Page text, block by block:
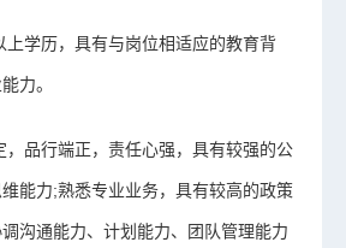
上学历，具有与岗位相适应的教育背
力。
，品行端正，责任心强，具有较强的公
能力;熟悉专业业务，具有较高的政策
沟通能力、计划能力、团队管理能力